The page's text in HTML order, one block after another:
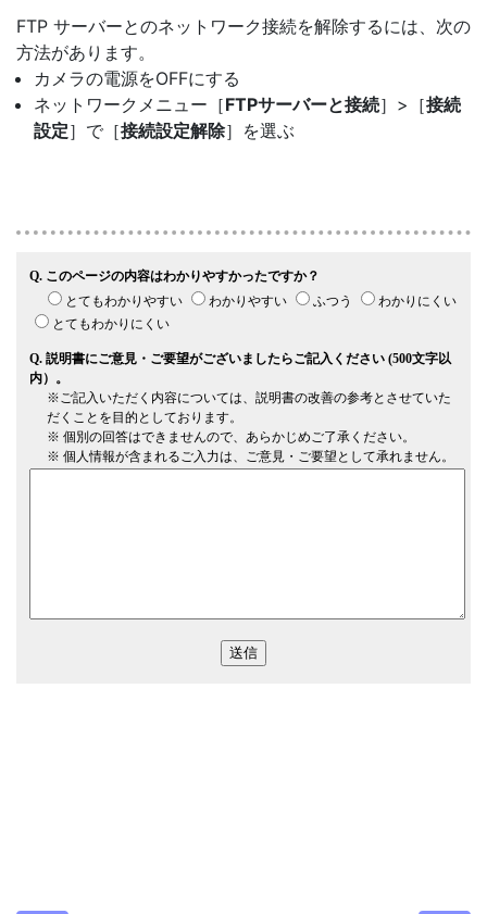
FTP サーバーとのネットワーク接続を解除するには、次の
方法があります。
カメラの電源をOFFにする
ネットワークメニュー［FTPサーバーと接続］>［接続
設定］で［接続設定解除］を選ぶ